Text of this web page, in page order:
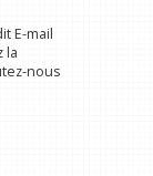
E-mail
la
nous